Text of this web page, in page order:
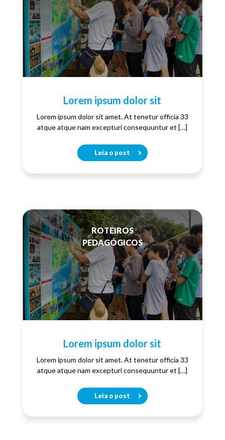
Lorem ipsum dolor sit
Lorem ipsum dolor sit amet. At tenetur officia 33
atque atque nam excepturi consequuntur et […]
Leia o post
ROTEIROS
PEDAGÓGICOS
Lorem ipsum dolor sit
Lorem ipsum dolor sit amet. At tenetur officia 33
atque atque nam excepturi consequuntur et […]
Leia o post